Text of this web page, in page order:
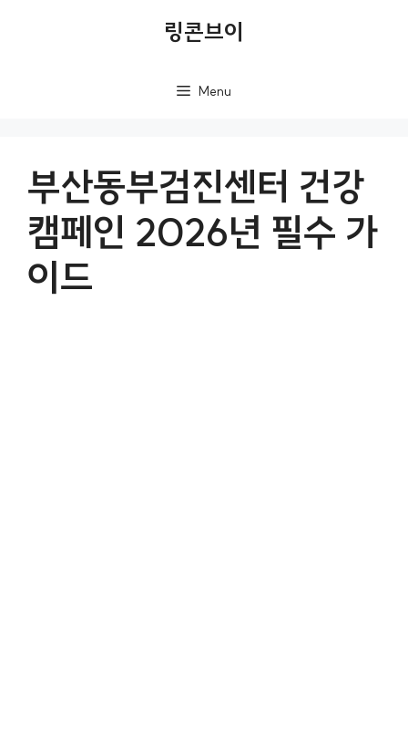
링콘브이
Menu
부산동부검진센터 건강
캠페인 2026년 필수 가
이드